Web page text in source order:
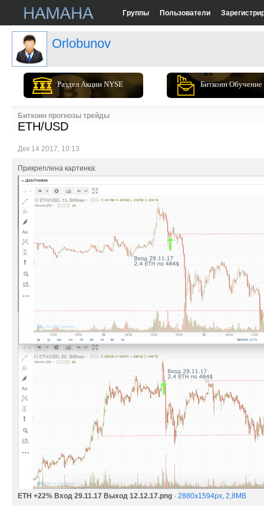
Группы Пользователи
Orlobunov
Раздел Акции NYSE Биткоин Обучение
Биткоин прогнозы трейды
ETH/USD
Дек 14 2017, 10:13
Прикреплена картинка:
ETH +22% Вход 29.11.17 Выход 12.12.17.png · 2880x1594px, 2,8MB